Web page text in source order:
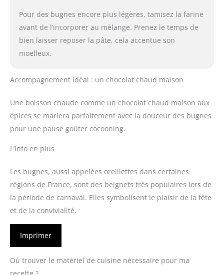
Pour des bugnes encore plus légères, tamisez la farine
avant de l’incorporer au mélange. Prenez le temps de
bien laisser reposer la pâte, cela accentue son
moelleux.
Accompagnement idéal : un chocolat chaud maison
Une boisson chaude comme un chocolat chaud maison aux
épices se mariera parfaitement avec la douceur des bugnes
pour une pause goûter cocooning.
L’info en plus
Les bugnes, aussi appelées oreillettes dans certaines
régions de France, sont des beignets très populaires lors de
la période de carnaval. Elles symbolisent le plaisir de la fête
et de la convivialité.
Imprimer
Où trouver le matériel de cuisine nécessaire pour ma